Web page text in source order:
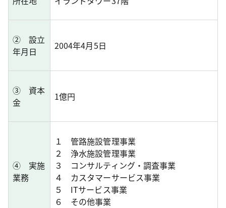
② 設立
年月日
2004年4月5日
③ 資本
金
1億円
④ 実施
業務
１ 管路施設管理事業
２ 浄水施設管理事業
３ コンサルティング・調査事業
４ カスタマーサービス事業
５ ITサービス事業
６ その他事業